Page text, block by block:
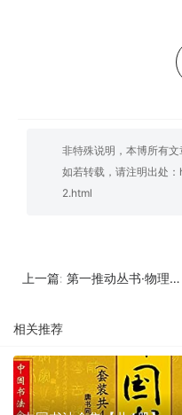
非特殊说明，本博所有文
如若转载，请注明出处：
2.html
上一篇: 第一推动丛书·物理系列【共9册】【epub格式】【27.1MB】【编号：713856】
相关推荐